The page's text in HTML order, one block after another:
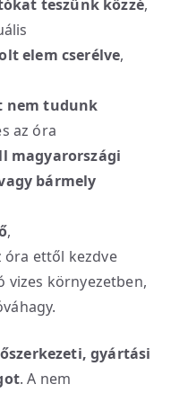
teszünk közzé,
elem cserélve,
nem tudunk
az óra
magyarországi
bármely
,
óra ettől kezdve
vizes környezetben,
gyártási
. A nem